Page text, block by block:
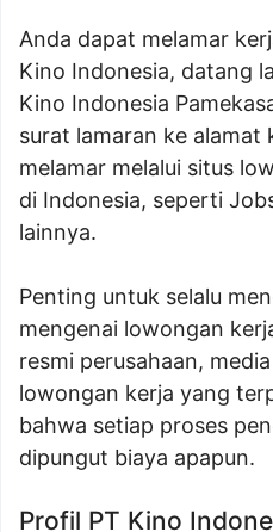
Anda dapat melamar
Kino Indonesia, datang
Kino Indonesia
surat lamaran ke alamat
melamar melalui situs
di Indonesia, seperti
lainnya.
Penting untuk selalu
mengenai lowongan
resmi perusahaan,
lowongan kerja yang
bahwa setiap proses
dipungut biaya apapun.
Profil PT Kino